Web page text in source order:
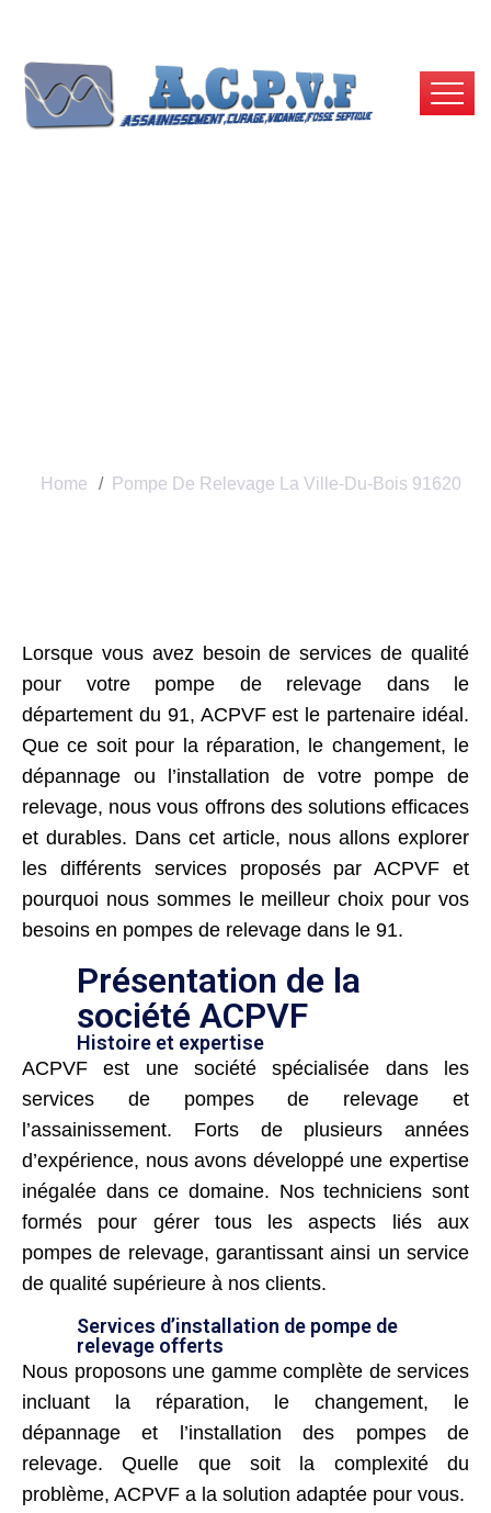
Home Pompe De Relevage La Ville-Du-Bois 91620
Lorsque vous avez besoin de services de qualité
pour votre pompe de relevage dans le
département du 91, ACPVF est le partenaire idéal.
Que ce soit pour la réparation, le changement, le
dépannage ou l’installation de votre pompe de
relevage, nous vous offrons des solutions efficaces
et durables. Dans cet article, nous allons explorer
les différents services proposés par ACPVF et
pourquoi nous sommes le meilleur choix pour vos
besoins en pompes de relevage dans le 91.
Présentation de la
société ACPVF
Histoire et expertise
ACPVF est une société spécialisée dans les
services de pompes de relevage et
l’assainissement. Forts de plusieurs années
d’expérience, nous avons développé une expertise
inégalée dans ce domaine. Nos techniciens sont
formés pour gérer tous les aspects liés aux
pompes de relevage, garantissant ainsi un service
de qualité supérieure à nos clients.
Services d’installation de pompe de
relevage offerts
Nous proposons une gamme complète de services
incluant la réparation, le changement, le
dépannage et l’installation des pompes de
relevage. Quelle que soit la complexité du
problème, ACPVF a la solution adaptée pour vous.